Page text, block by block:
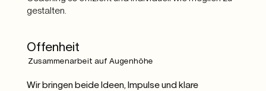
gestalten.
Offenheit
Zusammenarbeit auf Augenhöhe
Wir bringen beide Ideen, Impulse und klare